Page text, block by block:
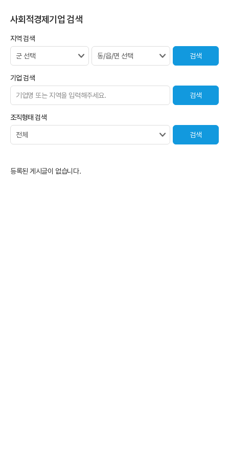
사회적경제기업 검색
지역 검색
기업 검색
조직형태 검색
등록된 게시글이 없습니다.